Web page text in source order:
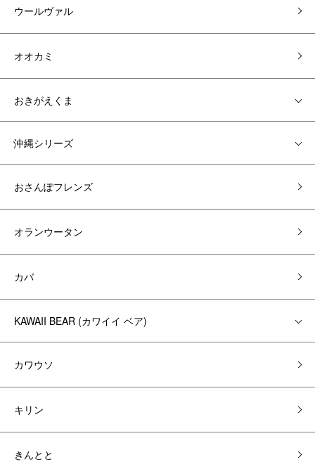
ウールヴァル
オオカミ
おきがえくま
沖縄シリーズ
おさんぽフレンズ
オランウータン
カバ
KAWAII BEAR (カワイイ ベア)
カワウソ
キリン
きんとと